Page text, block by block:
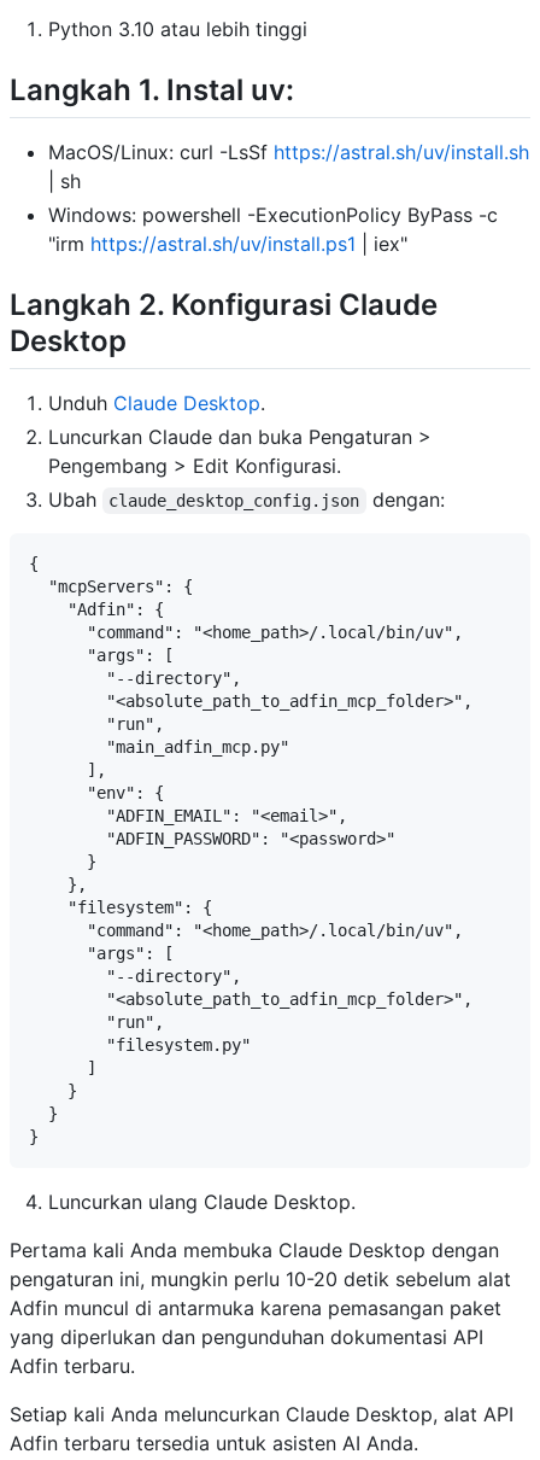
Python 3.10 atau lebih tinggi
Langkah 1. Instal uv:
MacOS/Linux: curl -LsSf https://astral.sh/uv/install.sh
| sh
Windows: powershell -ExecutionPolicy ByPass -c
"irm https://astral.sh/uv/install.ps1 | iex"
Langkah 2. Konfigurasi Claude
Desktop
Unduh Claude Desktop.
Luncurkan Claude dan buka Pengaturan >
Pengembang > Edit Konfigurasi.
Ubah
claude_desktop_config.json dengan:
{
  "mcpServers": {
    "Adfin": {
      "command": "<home_path>/.local/bin/uv",
      "args": [
        "--directory",
        "<absolute_path_to_adfin_mcp_folder>",
        "run",
        "main_adfin_mcp.py"
      ],
      "env": {
        "ADFIN_EMAIL": "<email>",
        "ADFIN_PASSWORD": "<password>"
      }
    },
    "filesystem": {
      "command": "<home_path>/.local/bin/uv",
      "args": [
        "--directory",
        "<absolute_path_to_adfin_mcp_folder>",
        "run",
        "filesystem.py"
      ]
    }
  }
Luncurkan ulang Claude Desktop.
Pertama kali Anda membuka Claude Desktop dengan
pengaturan ini, mungkin perlu 10-20 detik sebelum alat
Adfin muncul di antarmuka karena pemasangan paket
yang diperlukan dan pengunduhan dokumentasi API
Adfin terbaru.
Setiap kali Anda meluncurkan Claude Desktop, alat API
Adfin terbaru tersedia untuk asisten AI Anda.